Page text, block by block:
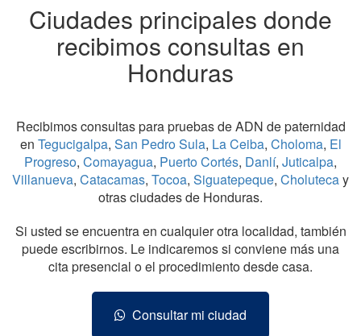
Ciudades principales donde
recibimos consultas en
Honduras
Recibimos consultas para pruebas de ADN de paternidad
en Tegucigalpa, San Pedro Sula, La Ceiba, Choloma, El
Progreso, Comayagua, Puerto Cortés, Danlí, Juticalpa,
Villanueva, Catacamas, Tocoa, Siguatepeque, Cholutecay
otras ciudades de Honduras.
Si usted se encuentra en cualquier otra localidad, también
puede escribirnos. Le indicaremos si conviene más una
cita presencial o el procedimiento desde casa.
Consultar mi ciudad